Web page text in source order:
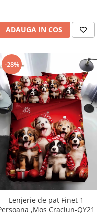
ADAUGA IN COS
-28%
Lenjerie de pat Finet 1
,Mos Craciun-QY21